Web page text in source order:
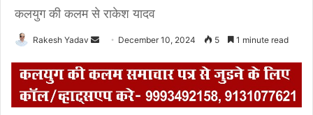
कलयुग की कलम से राकेश यादव
Rakesh Yadav
n
d
a
December 10, 2024 5 1 minute read